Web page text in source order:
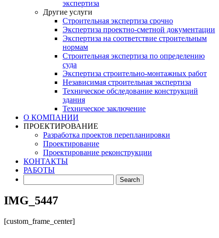
экспертиза
Другие услуги
Строительная экспертиза срочно
Экспертиза проектно-сметной документации
Экспертиза на соответствие строительным
нормам
Строительная экспертиза по определению
суда
Экспертиза строительно-монтажных работ
Независимая строительная экспертиза
Техническое обследование конструкций
здания
Техническое заключение
О КОМПАНИИ
ПРОЕКТИРОВАНИЕ
Разработка проектов перепланировки
Проектирование
Проектирование реконструкции
КОНТАКТЫ
РАБОТЫ
IMG_5447
[custom_frame_center]